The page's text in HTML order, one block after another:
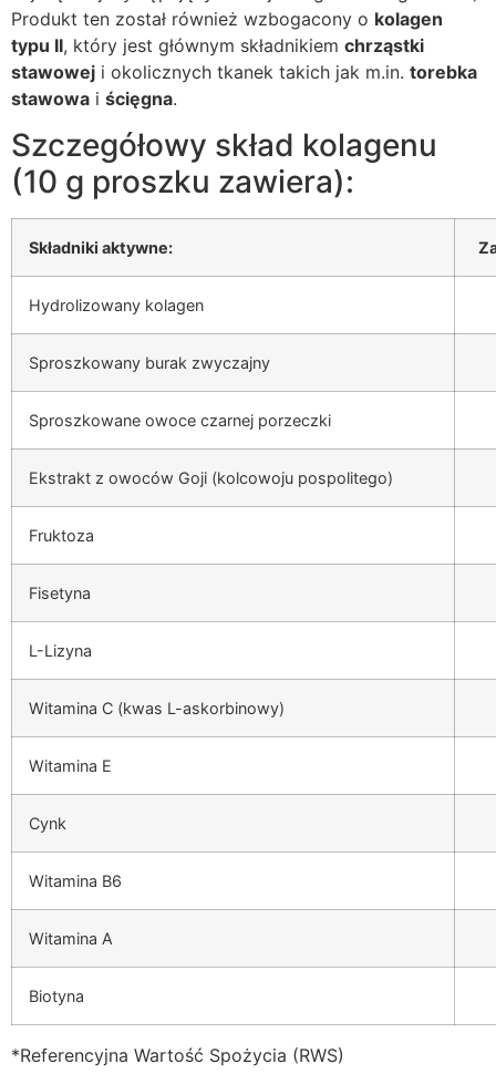
Produkt ten został również wzbogacony o kolagen
typu II, który jest głównym składnikiem chrząstki
stawowej i okolicznych tkanek takich jak m.in. torebka
stawowa i ścięgna.
Szczegółowy skład kolagenu
(10 g proszku zawiera):
Składniki aktywne:
Hydrolizowany kolagen
Sproszkowany burak zwyczajny
Sproszkowane owoce czarnej porzeczki
Ekstrakt z owoców Goji (kolcowoju pospolitego)
Fruktoza
Fisetyna
L-Lizyna
Witamina C (kwas L-askorbinowy)
Witamina E
Cynk
Witamina B6
Witamina A
Biotyna
*Referencyjna Wartość Spożycia (RWS)